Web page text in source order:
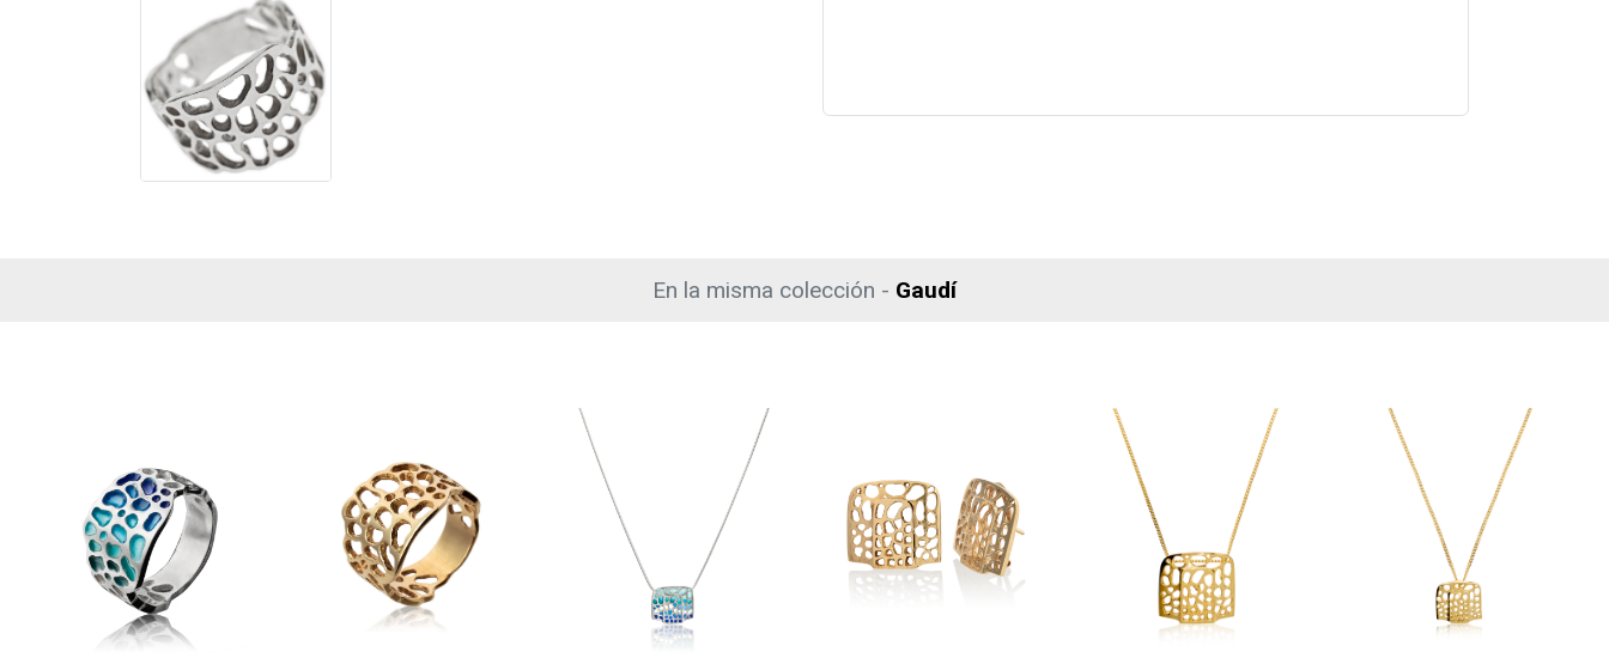
En la misma colección - Gaudí